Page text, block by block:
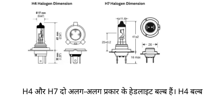
H4 और H7 दो अलग-अलग प्रकार के हेडलाइट बल्ब हैं। H4 बल्ब